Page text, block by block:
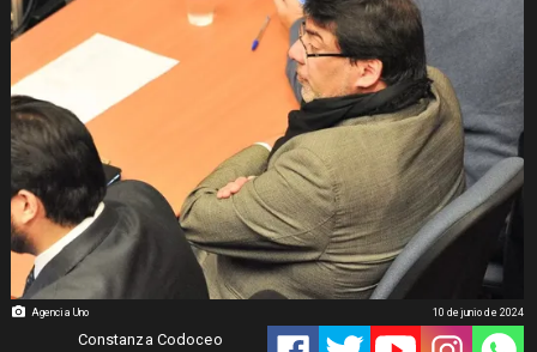
Agencia Uno
Constanza Codoceo
10 de junio de 2024